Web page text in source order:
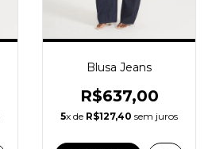
Blusa Jeans
R$637,00
5x de R$127,40 sem juros